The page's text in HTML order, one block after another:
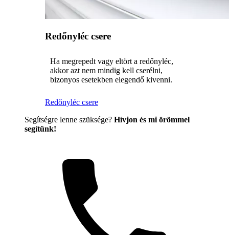
Redőnyléc csere
Ha megrepedt vagy eltört a redőnyléc,
akkor azt nem mindig kell cserélni,
bizonyos esetekben elegendő kivenni.
Redőnyléc csere
Segítségre lenne szüksége? Hívjon és mi örömmel
segítünk!